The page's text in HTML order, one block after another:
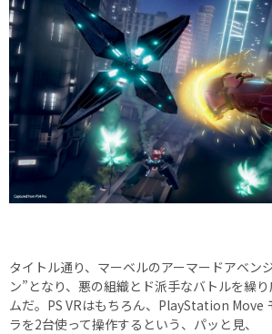
タイトル通り、マーベルのアーマードアベン
ン”となり、悪の組織とド派手なバトルを繰
ムだ。PS VRはもちろん、PlayStation Move
ラを2台使って操作するという、パッと見、